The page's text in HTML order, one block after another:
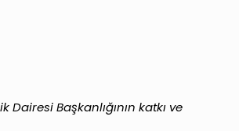
Başkanlığının katkı ve